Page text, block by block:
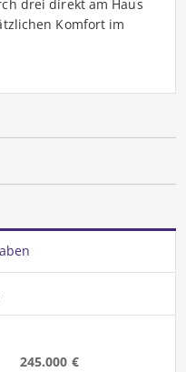
drei direkt am Haus
Komfort im
245.000 €